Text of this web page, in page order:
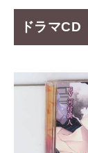
ドラマ